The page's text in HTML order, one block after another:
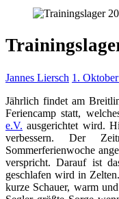
Jannes Liersch 1.
Jährlich findet am
Feriencamp statt,
e.V. ausgerichtet wird.
verbessern. Der
Sommerferienwoche
verspricht. Darauf ist
geschlafen wird in
kurze Schauer, warm